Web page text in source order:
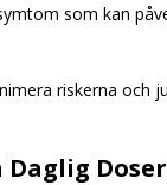
som kan
riskerna och